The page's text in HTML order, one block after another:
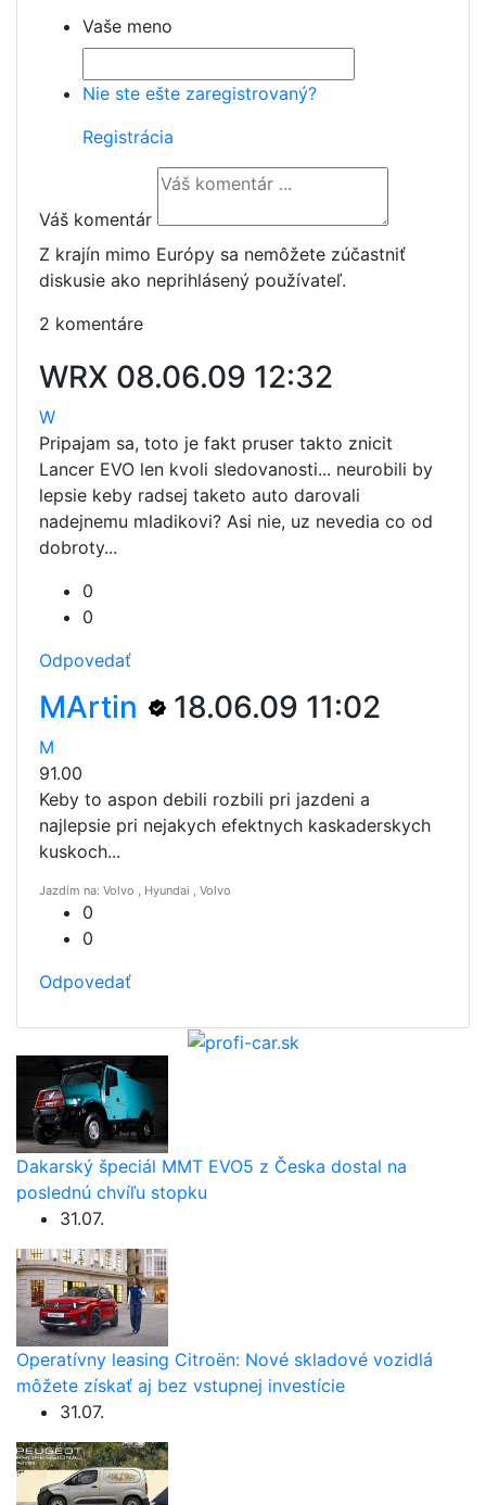
Vaše meno
Nie ste ešte zaregistrovaný?
Registrácia
Váš komentár
Z krajín mimo Európy sa nemôžete zúčastniť
diskusie ako neprihlásený používateľ.
2 komentáre
WRX 08.06.09 12:32
W
Pripajam sa, toto je fakt pruser takto znicit
Lancer EVO len kvoli sledovanosti... neurobili by
lepsie keby radsej taketo auto darovali
nadejnemu mladikovi? Asi nie, uz nevedia co od
dobroty...
0
0
Odpovedať
MArtin 18.06.09 11:02
M
91.00
Keby to aspon debili rozbili pri jazdeni a
najlepsie pri nejakych efektnych kaskaderskych
kuskoch...
Jazdím na: Volvo , Hyundai , Volvo
0
0
Odpovedať
Dakarský špeciál MMT EVO5 z Česka dostal na
poslednú chvíľu stopku
31.07.
Operatívny leasing Citroën: Nové skladové vozidlá
môžete získať aj bez vstupnej investície
31.07.